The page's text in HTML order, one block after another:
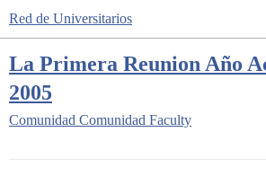
Red de Universitarios
La Primera Reunion Año
2005
Comunidad Comunidad Faculty